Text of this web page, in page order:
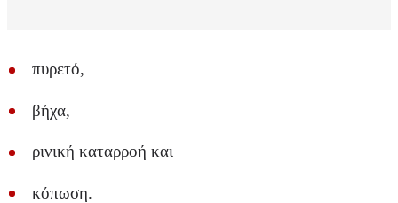
πυρετό,
βήχα,
ρινική καταρροή και
κόπωση.